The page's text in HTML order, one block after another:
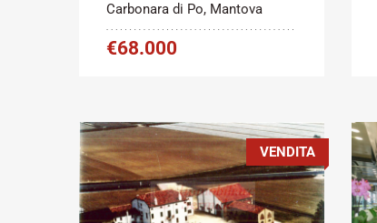
Carbonara di Po, Mantova
€68.000
VENDITA